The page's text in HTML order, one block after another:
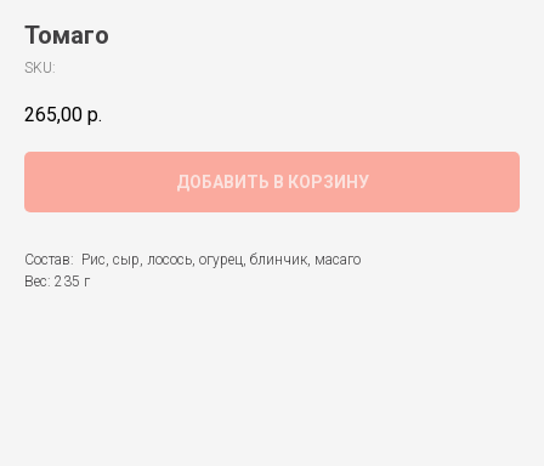
Томаго
SKU:
265,00 р.
ДОБАВИТЬ В КОРЗИНУ
Состав: Рис, сыр, лосось, огурец, блинчик, масаго
Вес: 235 г